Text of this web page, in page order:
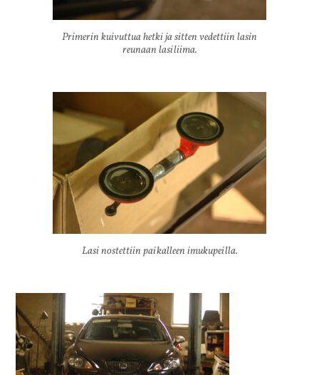
Primerin kuivuttua hetki ja sitten vedettiin lasin
reunaan lasiliima.
Lasi nostettiin paikalleen imukupeilla.